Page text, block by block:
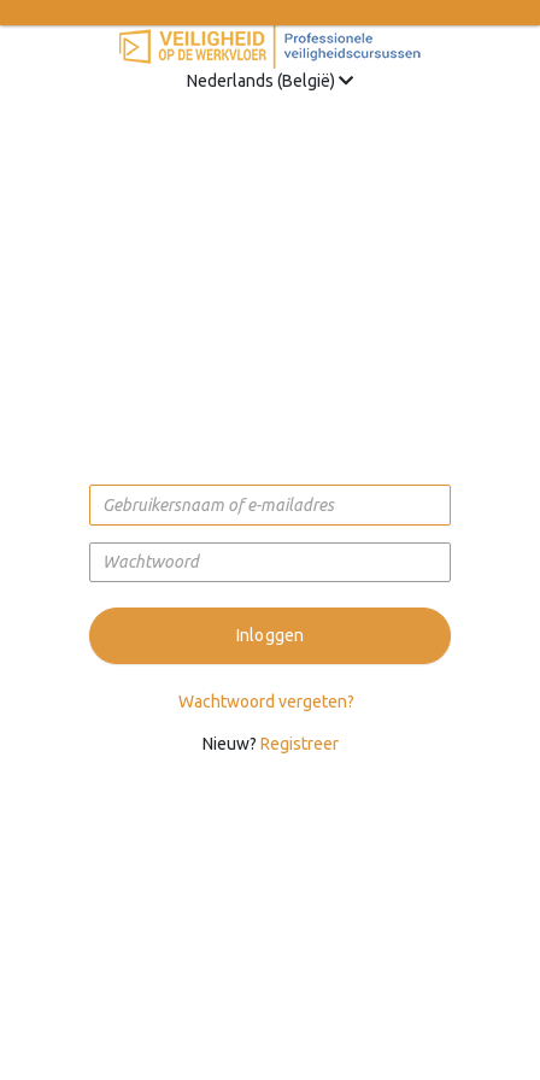
Nederlands (België)
Inloggen
Wachtwoord vergeten?
Nieuw? Registreer